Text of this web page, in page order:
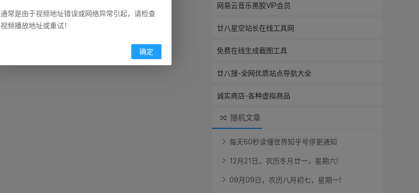
网易云音乐黑胶VIP会员
廿八星空站长在线工具网
免费在线生成截图工具
廿八搜-全网优质站点导航大全
诚实商店-各种虚拟商品
随机文章
每天60秒读懂世界知乎号停更通知
1 2月 21 日 ， 农历冬月 廿一， 星期六!
09月 09 日 ， 农历八 月 初七， 星期一!
通常是由于视频地址错误或网络异常引起，请检查
视频播放地址或重试！
确定